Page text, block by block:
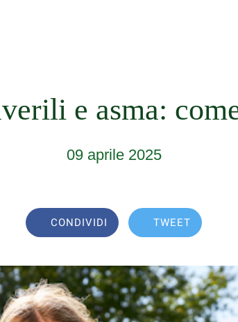
e asma:
09 aprile 2025
CONDIVIDI TWEET